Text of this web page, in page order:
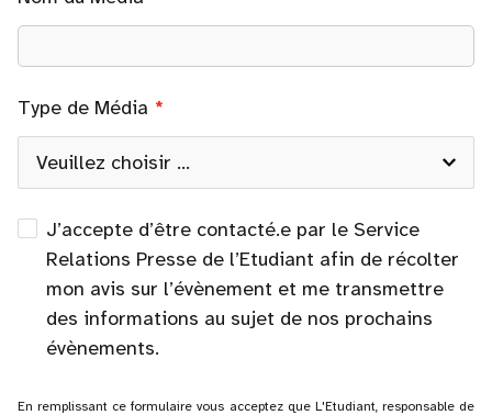
Type de Média
J’accepte d’être contacté.e par le Service
Relations Presse de l’Etudiant afin de récolter
mon avis sur l’évènement et me transmettre
des informations au sujet de nos prochains
évènements.
En remplissant ce formulaire vous acceptez que L'Etudiant, responsable de